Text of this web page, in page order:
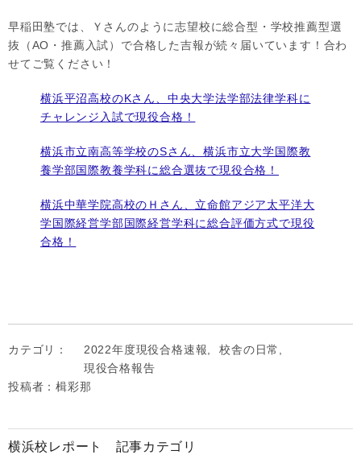
早稲田塾では、Ｙさんのように志望校に総合型・学校推薦型選
抜（AO・推薦入試）で合格した吉報が続々届いています！合わ
せてご覧ください！
横浜平沼高校のKさん、中央大学法学部法律学科に
チャレンジ入試で現役合格！
横浜市立南高等学校のSさん、横浜市立大学国際教
養学部国際教養学科に総合選抜で現役合格！
横浜中華学院高校のＨさん、立命館アジア太平洋大
学国際経営学部国際経営学科に総合評価方式で現役
合格！
カテゴリ： 2022年度現役合格速報 校舎の日常
現役合格報告
投稿者：楫彩那
横浜校レポート 記事カテゴリ